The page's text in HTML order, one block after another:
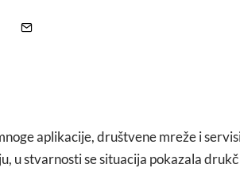
aplikacije, društvene mreže i
u stvarnosti se situacija pokazala